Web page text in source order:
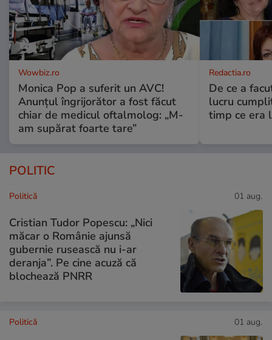
Wowbiz.ro
Monica Pop a suferit un AVC!
Anunțul îngrijorător a fost făcut
chiar de medicul oftalmolog: „M-
am supărat foarte tare”
Redactia.ro
De ce a
lucru
timp ce era
POLITIC
Politică 01 aug.
Cristian Tudor Popescu: „Nici
măcar o Românie ajunsă
gubernie rusească nu i-ar
deranja”. Pe cine acuză că
blochează PNRR
Politică 01 aug.